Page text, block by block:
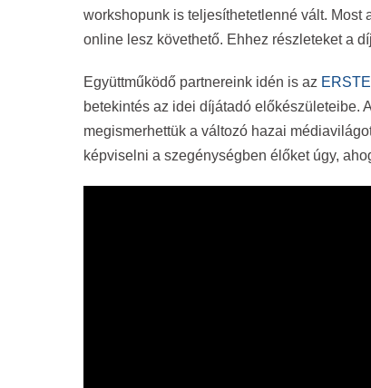
workshopunk is teljesíthetetlenné vált. Most
online lesz követhető. Ehhez részleteket a
Együttműködő partnereink idén is az
betekintés az idei díjátadó előkészületeibe.
megismerhettük a változó hazai
képviselni a szegénységben élőket úgy,